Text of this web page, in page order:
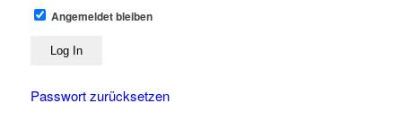
Angemeldet bleiben
Passwort zurücksetzen